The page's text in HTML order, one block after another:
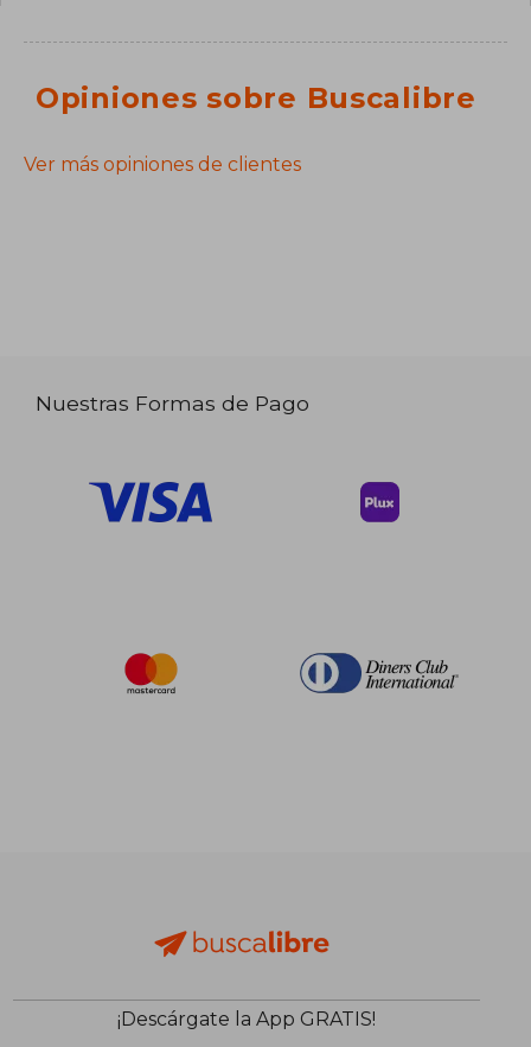
Opiniones sobre Buscalibre
Ver más opiniones de clientes
Nuestras Formas de Pago
¡Descárgate la App GRATIS!